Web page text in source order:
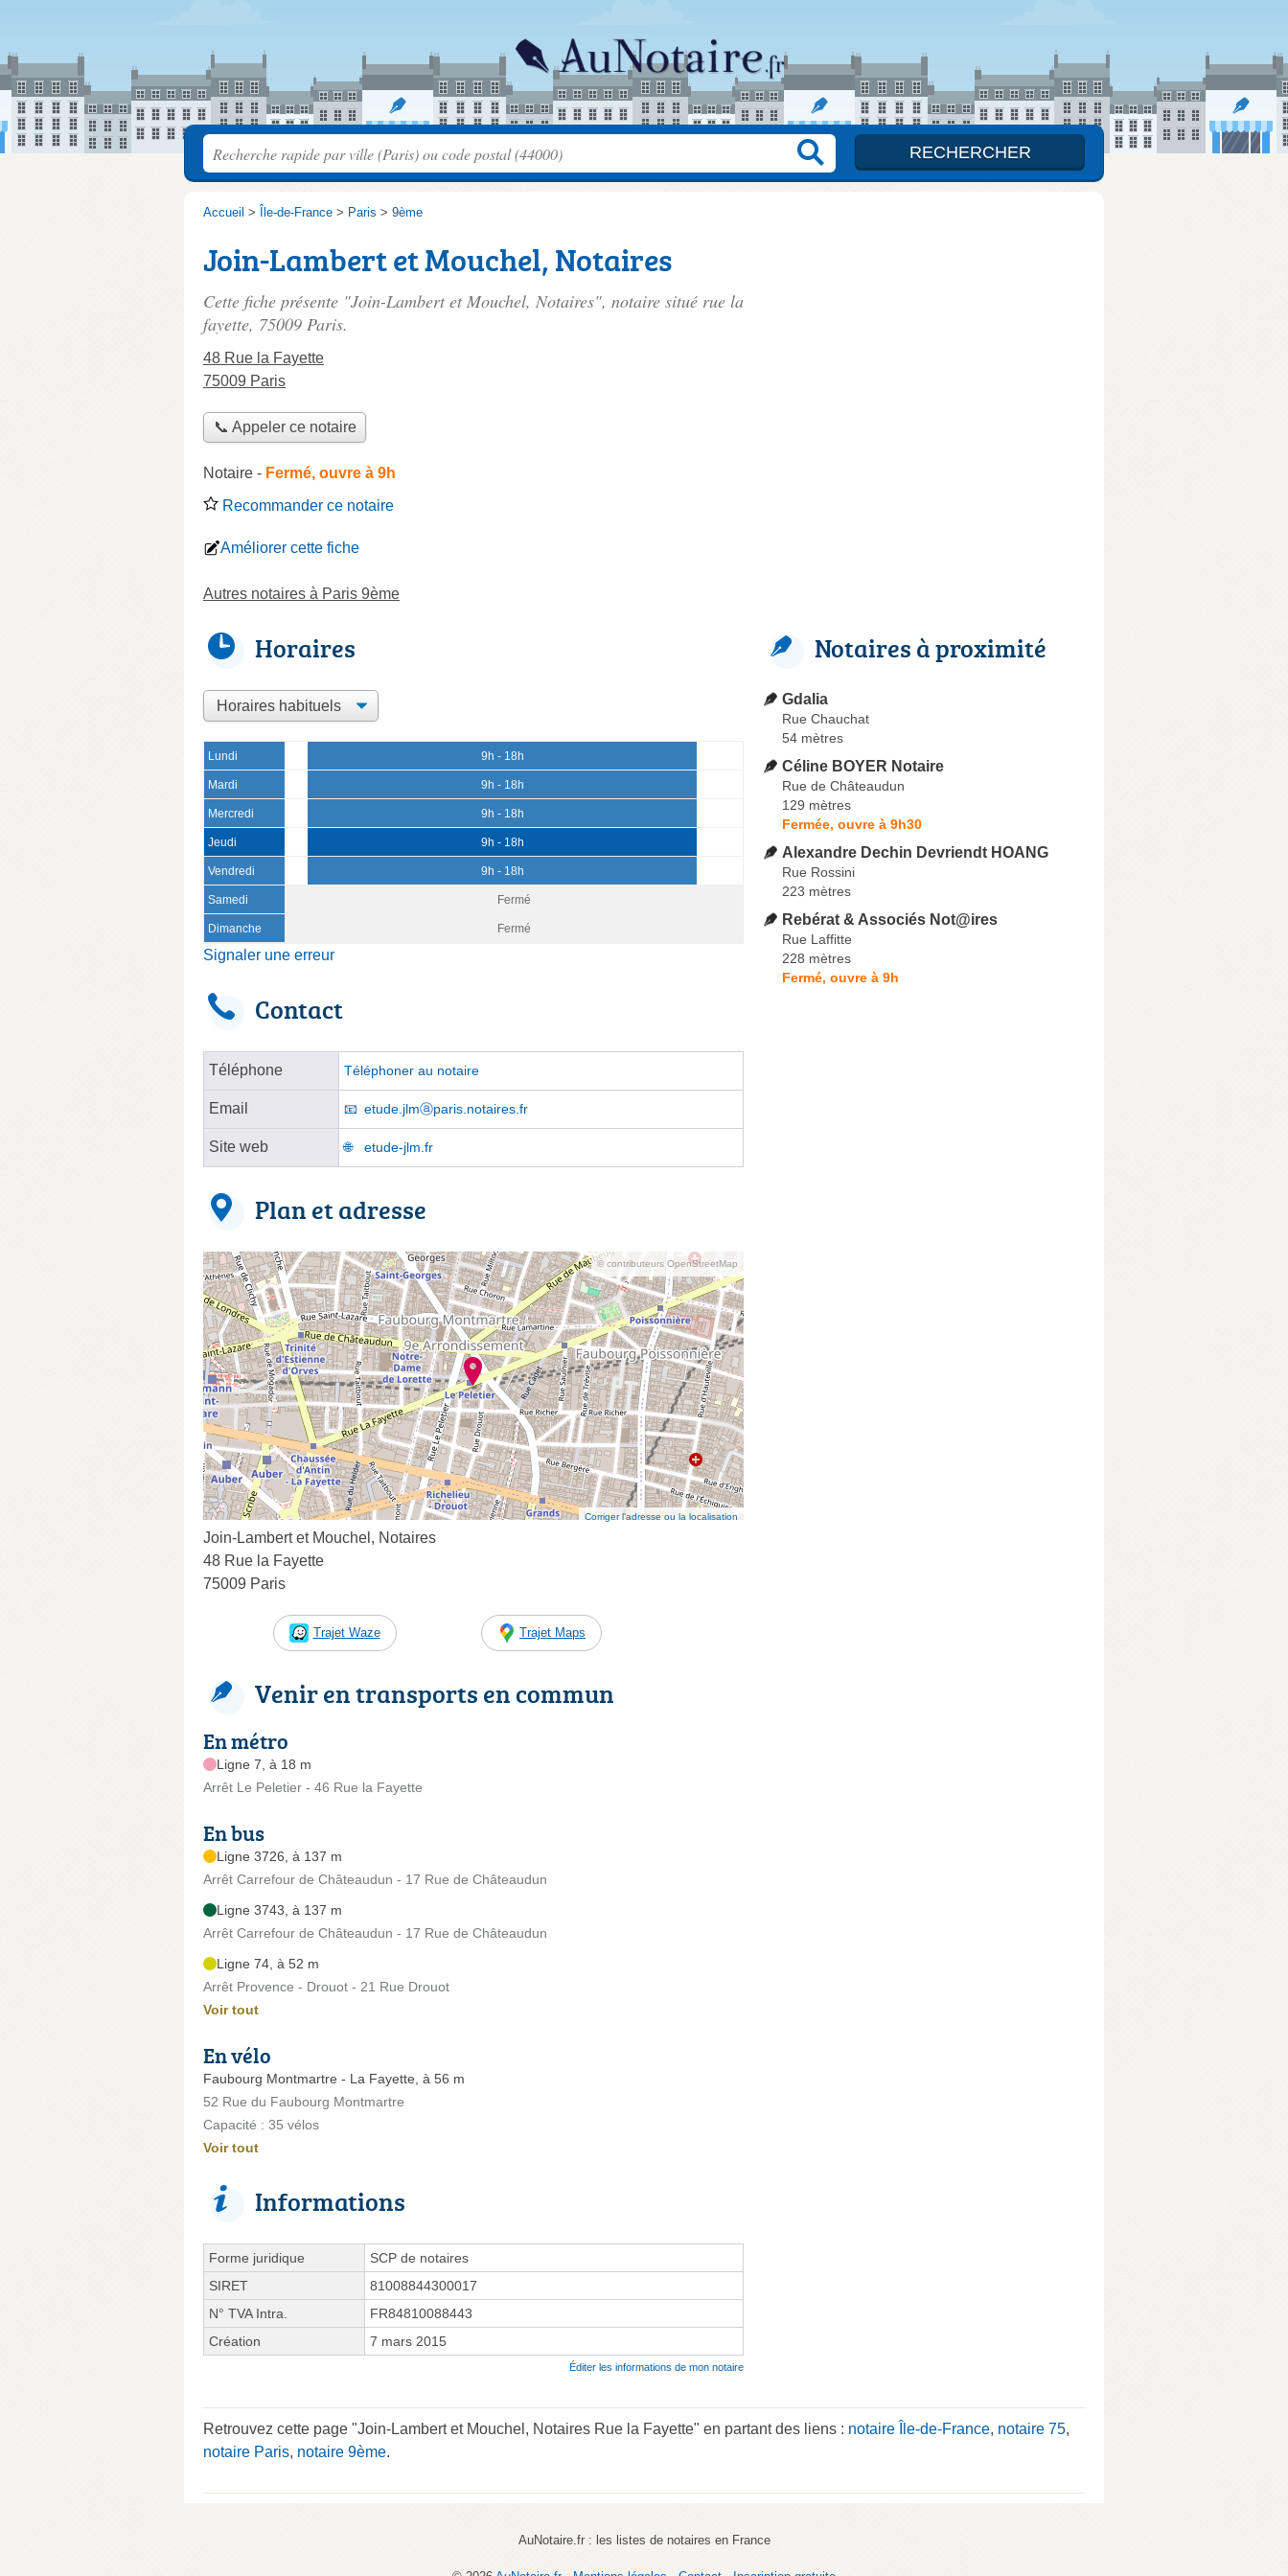
Accueil > Île-de-France > Paris > 9ème
Join-Lambert et Mouchel, Notaires
Cette fiche présente "Join-Lambert et Mouchel, Notaires", notaire situé rue la
fayette, 75009 Paris.
48 Rue la Fayette
75009 Paris
📞 Appeler ce notaire
Notaire - Fermé, ouvre à 9h
Recommander ce notaire
Améliorer cette fiche
Autres notaires à Paris 9ème
Horaires
Lundi 9h - 18h
Mardi 9h - 18h
Mercredi 9h - 18h
Jeudi 9h - 18h
Vendredi 9h - 18h
Samedi Fermé
Dimanche Fermé
Signaler une erreur
Contact
Téléphone Téléphoner au notaire
Email etude.jlmⓐparis.notaires.fr
Site web etude-jlm.fr
Plan et adresse
© contributeurs OpenStreetMap
Corriger l’adresse ou la localisation
Join-Lambert et Mouchel, Notaires
48 Rue la Fayette
75009 Paris
Trajet Waze Trajet Maps
Venir en transports en commun
En métro
Ligne 7, à 18 m
Arrêt Le Peletier - 46 Rue la Fayette
En bus
Ligne 3726, à 137 m
Arrêt Carrefour de Châteaudun - 17 Rue de Châteaudun
Ligne 3743, à 137 m
Arrêt Carrefour de Châteaudun - 17 Rue de Châteaudun
Ligne 74, à 52 m
Arrêt Provence - Drouot - 21 Rue Drouot
Voir tout
En vélo
Faubourg Montmartre - La Fayette, à 56 m
52 Rue du Faubourg Montmartre
Capacité : 35 vélos
Voir tout
Informations
Forme juridique
SCP de notaires
SIRET
81008844300017
N° TVA Intra.
FR84810088443
Création
7 mars 2015
Éditer les informations de mon notaire
Notaires à proximité
Gdalia
Rue Chauchat
54 mètres
Céline BOYER Notaire
Rue de Châteaudun
129 mètres
Fermée, ouvre à 9h30
Alexandre Dechin Devriendt HOANG
Rue Rossini
223 mètres
Rebérat & Associés Not@ires
Rue Laffitte
228 mètres
Fermé, ouvre à 9h
Retrouvez cette page "Join-Lambert et Mouchel, Notaires Rue la Fayette" en partant des liens : notaire Île-de-France, notaire 75,
notaire Paris, notaire 9ème.
AuNotaire.fr : les listes de notaires en France